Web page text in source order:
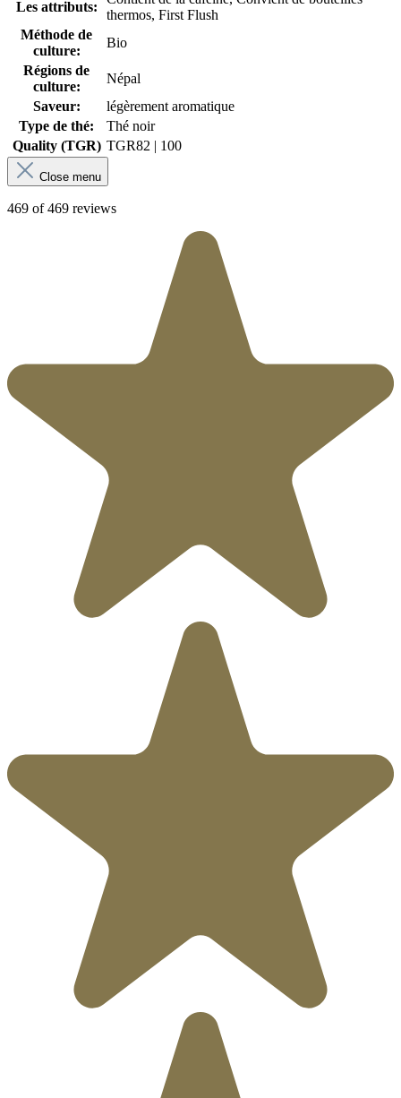
Les attributs:
thermos, First Flush
Méthode de
culture:
Bio
Régions de
culture:
Népal
Saveur:
légèrement aromatique
Type de thé:
Thé noir
Quality (TGR) TGR82 | 100
Close menu
469 of 469 reviews